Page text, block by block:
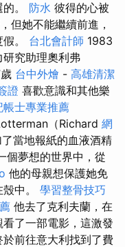
。 防水 彼得的心被
但她不能繼續前進，
。 台北會計師 1983
究助理奧利弗
台中外燴 - 高雄清潔
證 喜歡意識和其他樂
帳士專業推薦
（Richard 網
當地報紙的血液酒精
個夢想的世界中，從
他的母親想保護她免
中。 學習整骨技巧
他去了克利夫蘭，在
了一部電影，這激發
前往意大利找到了費